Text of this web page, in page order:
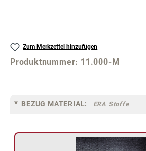
Zum Merkzettel hinzufügen
Produktnummer: 11.000-M
BEZUG MATERIAL: ERA Stoffe